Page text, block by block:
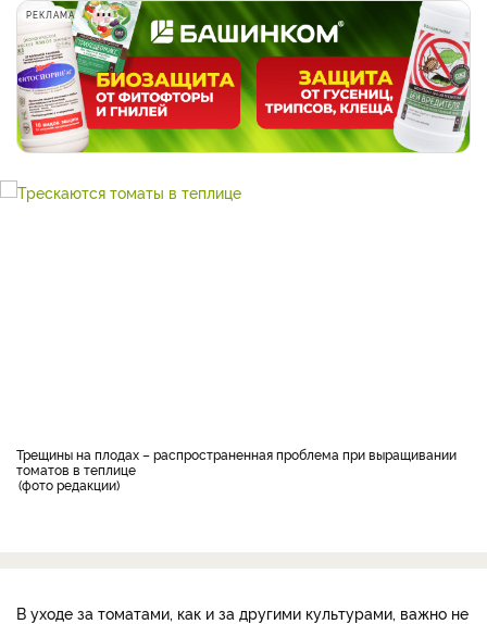
РЕКЛАМА
Трещины на плодах – распространенная проблема при выращивании
томатов в теплице
фото редакции
В уходе за томатами, как и за другими культурами, важно не